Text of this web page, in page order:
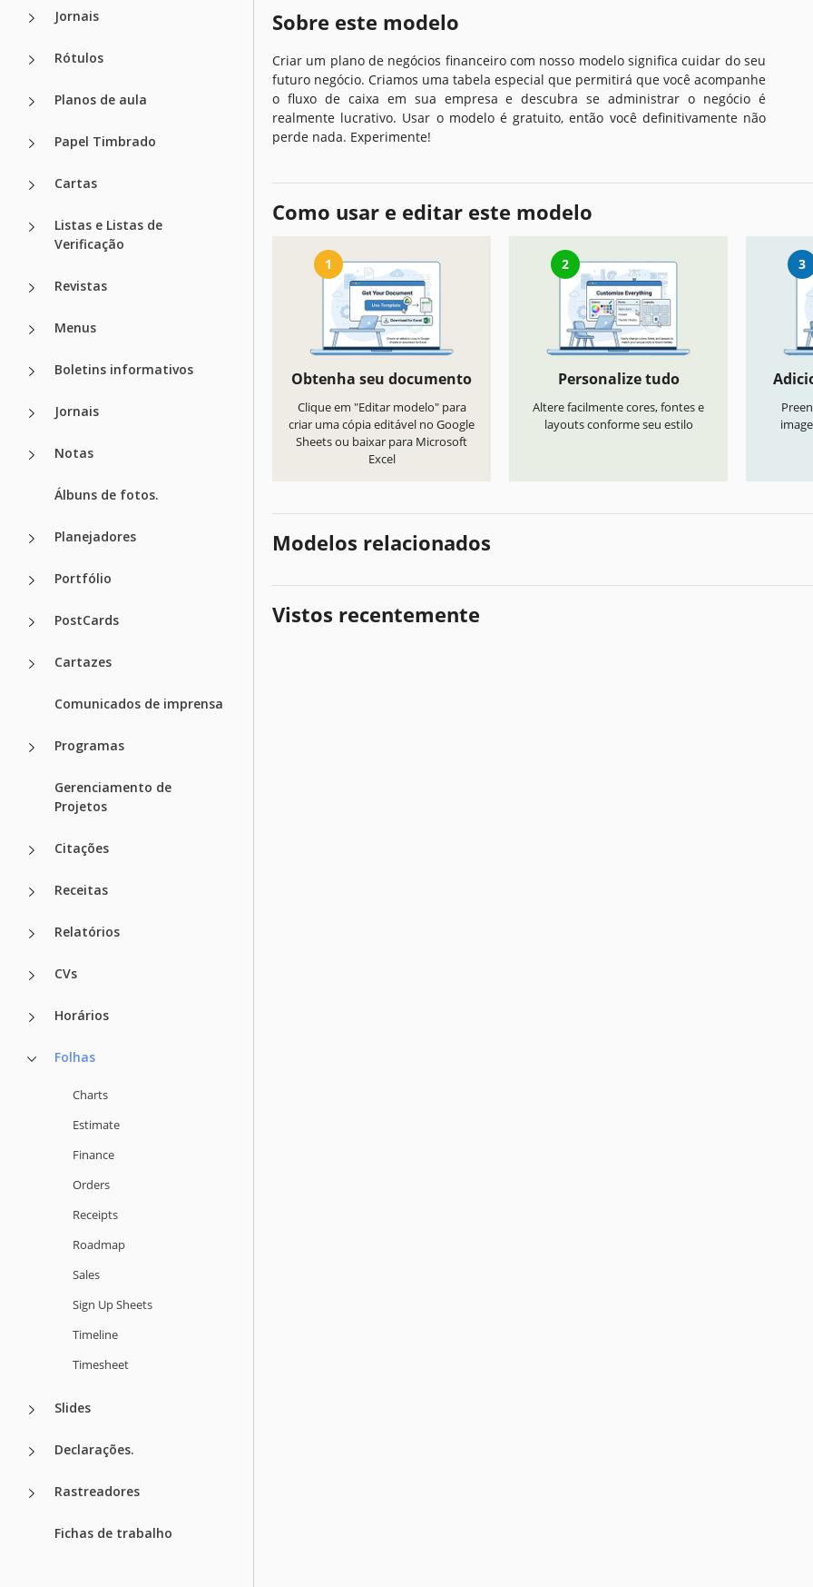
Jornais
Rótulos
Planos de aula
Papel Timbrado
Cartas
Listas e Listas de
Verificação
Revistas
Menus
Boletins informativos
Jornais
Notas
Álbuns de fotos.
Planejadores
Portfólio
PostCards
Cartazes
Comunicados de imprensa
Programas
Gerenciamento de
Projetos
Citações
Receitas
Relatórios
CVs
Horários
Folhas
Charts
Estimate
Finance
Orders
Receipts
Roadmap
Sales
Sign Up Sheets
Timeline
Timesheet
Slides
Declarações.
Rastreadores
Fichas de trabalho
Sobre este modelo
Criar um plano de negócios financeiro com nosso modelo significa cuidar do seu
futuro negócio. Criamos uma tabela especial que permitirá que você acompanhe
o fluxo de caixa em sua empresa e descubra se administrar o negócio é
realmente lucrativo. Usar o modelo é gratuito, então você definitivamente não
perde nada. Experimente!
Como usar e editar este modelo
1
Obtenha seu documento
Clique em "Editar modelo" para
criar uma cópia editável no Google
Sheets ou baixar para Microsoft
Excel
2
Personalize tudo
Altere facilmente cores, fontes e
layouts conforme seu estilo
3
Modelos relacionados
Vistos recentemente